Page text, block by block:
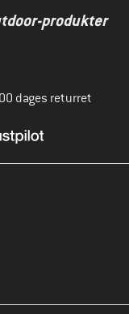
produkter
dages returret